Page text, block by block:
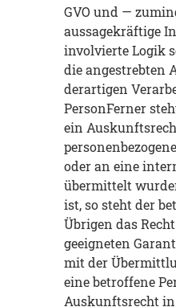
GVO und —
aussagekräftige
involvierte Logik
die angestrebten
derartigen
PersonFerner
ein
oder an eine
übermittelt
ist, so steht der
Übrigen das
geeigneten
mit der
eine betroffene
Auskunftsrecht